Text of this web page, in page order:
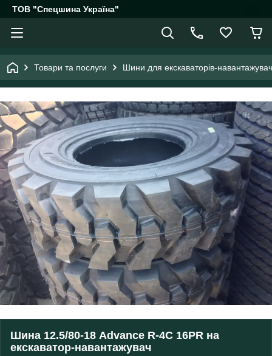
ТОВ "Спецшина Україна"
Товари та послуги Шини для екскаваторів-
Шина 12.5/80-18 Advance R-4C 16PR на
екскаватор-навантажувач